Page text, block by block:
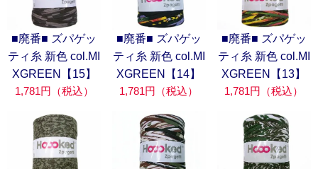
■廃番■ ズパゲッ
ティ糸 新色 col.MI
XGREEN【15】
1,781円（税込）
■廃番■ ズパゲッ
ティ糸 新色 col.MI
XGREEN【14】
1,781円（税込）
■廃番■ ズパゲッ
ティ糸 新色 col.MI
XGREEN【13】
1,781円（税込）